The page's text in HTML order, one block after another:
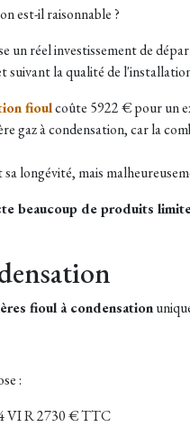
est-il raisonnable ?
un réel investissement de
suivant la qualité de
fioulcoûte 5922 € pour un
gaz à condensation, car la
sa longévité, mais
beaucoup de produits
fioul à condensation
:
VI R 2730 € TTC